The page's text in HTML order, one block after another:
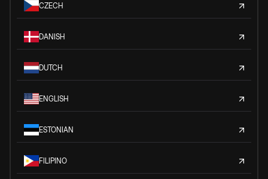
CZECH
DANISH
DUTCH
ENGLISH
ESTONIAN
FILIPINO